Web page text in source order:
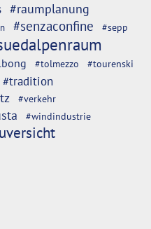
#raumplanung
#senzaconfine #sepp
#tolmezzo #tourenski
#tradition
#verkehr
#windindustrie